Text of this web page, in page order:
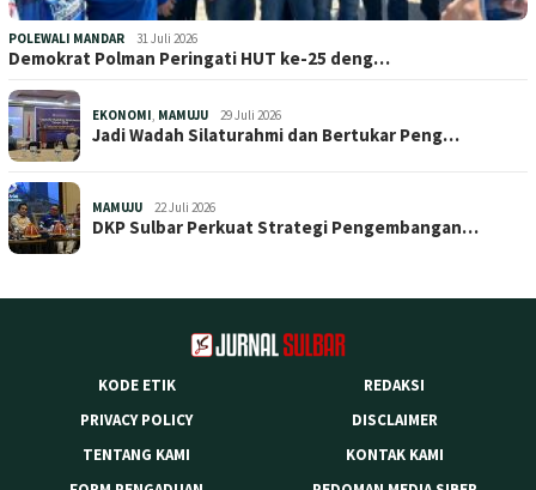
POLEWALI MANDAR 31 Juli 2026
Demokrat Polman Peringati HUT ke-25 deng…
EKONOMI, MAMUJU 29 Juli 2026
Jadi Wadah Silaturahmi dan Bertukar Peng…
MAMUJU 22 Juli 2026
DKP Sulbar Perkuat Strategi Pengembangan…
KODE ETIK
REDAKSI
PRIVACY POLICY
DISCLAIMER
TENTANG KAMI
KONTAK KAMI